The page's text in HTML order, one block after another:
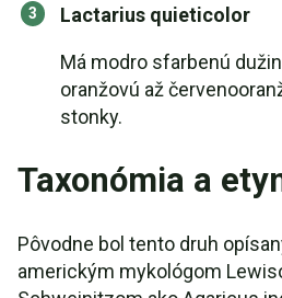
Lactarius quieticolor
Má modro sfarbenú
oranžovú až
stonky.
Taxonómia a
Pôvodne bol tento druh
americkým mykológom